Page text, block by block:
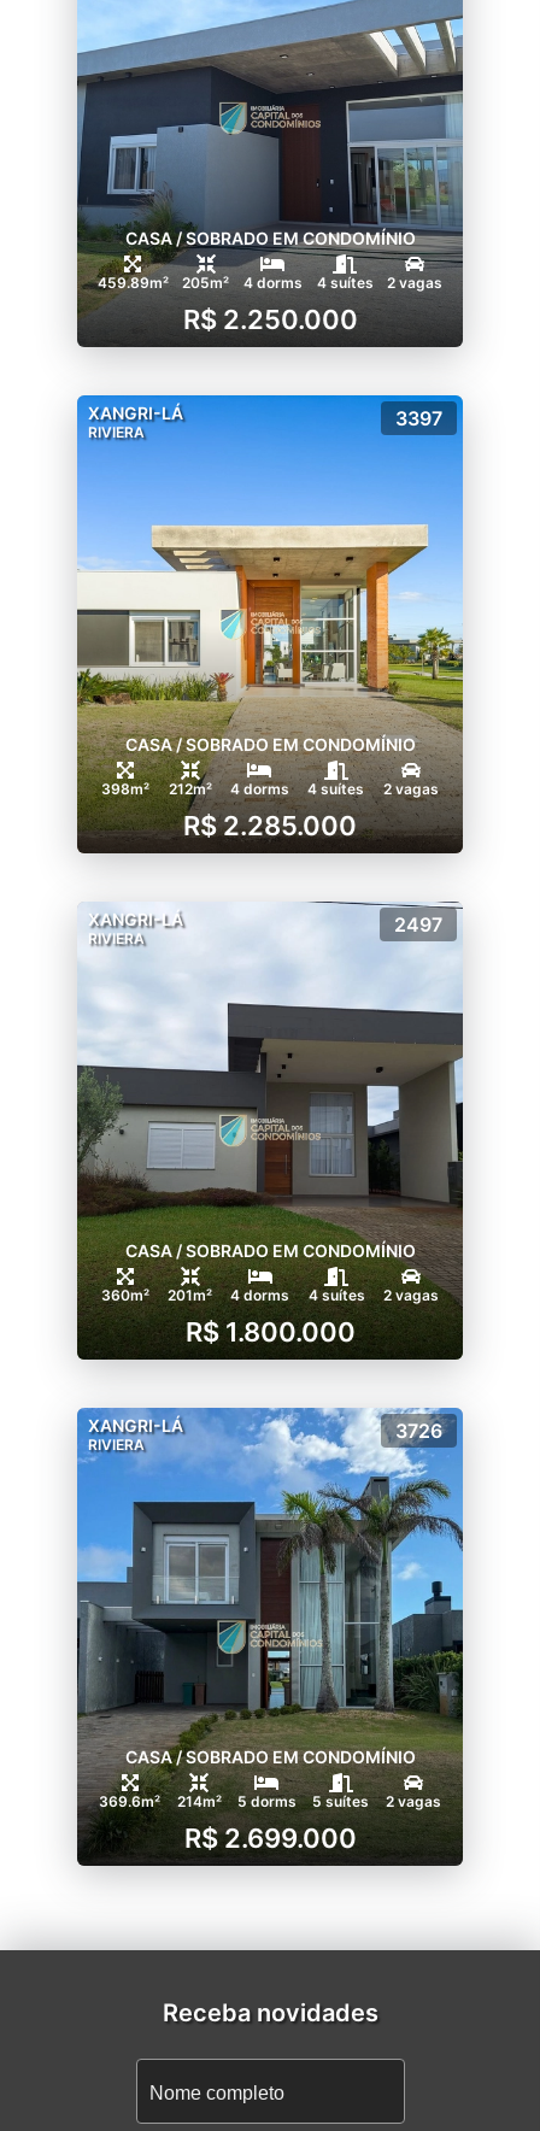
CASA / SOBRADO EM CONDOMÍNIO
459.89m² 205m² 4 dorms 4 suítes 2 vagas
R$ 2.250.000
XANGRI-LÁ
RIVIERA
3397
CASA / SOBRADO EM CONDOMÍNIO
398m² 212m² 4 dorms 4 suítes 2 vagas
R$ 2.285.000
XANGRI-LÁ
RIVIERA
2497
CASA / SOBRADO EM CONDOMÍNIO
360m² 201m² 4 dorms 4 suítes 2 vagas
R$ 1.800.000
XANGRI-LÁ
RIVIERA
3726
CASA / SOBRADO EM CONDOMÍNIO
369.6m² 214m² 5 dorms 5 suítes 2 vagas
R$ 2.699.000
Receba novidades